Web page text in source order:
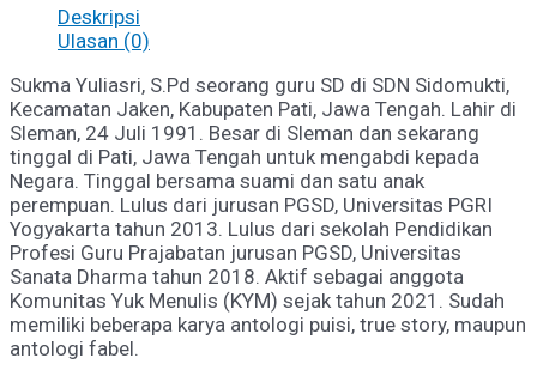
Deskripsi
Ulasan (0)
Sukma Yuliasri, S.Pd seorang guru SD di SDN Sidomukti,
Kecamatan Jaken, Kabupaten Pati, Jawa Tengah. Lahir di
Sleman, 24 Juli 1991. Besar di Sleman dan sekarang
tinggal di Pati, Jawa Tengah untuk mengabdi kepada
Negara. Tinggal bersama suami dan satu anak
perempuan. Lulus dari jurusan PGSD, Universitas PGRI
Yogyakarta tahun 2013. Lulus dari sekolah Pendidikan
Profesi Guru Prajabatan jurusan PGSD, Universitas
Sanata Dharma tahun 2018. Aktif sebagai anggota
Komunitas Yuk Menulis (KYM) sejak tahun 2021. Sudah
memiliki beberapa karya antologi puisi, true story, maupun
antologi fabel.